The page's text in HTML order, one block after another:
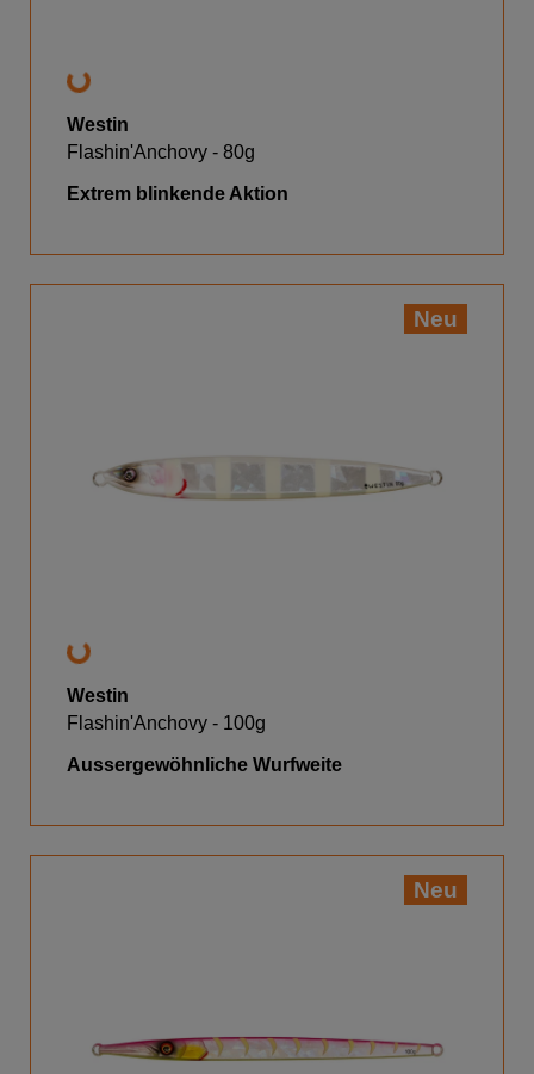
Westin
Flashin'Anchovy - 80g
Extrem blinkende Aktion
Neu
Westin
Flashin'Anchovy - 100g
Aussergewöhnliche Wurfweite
Neu